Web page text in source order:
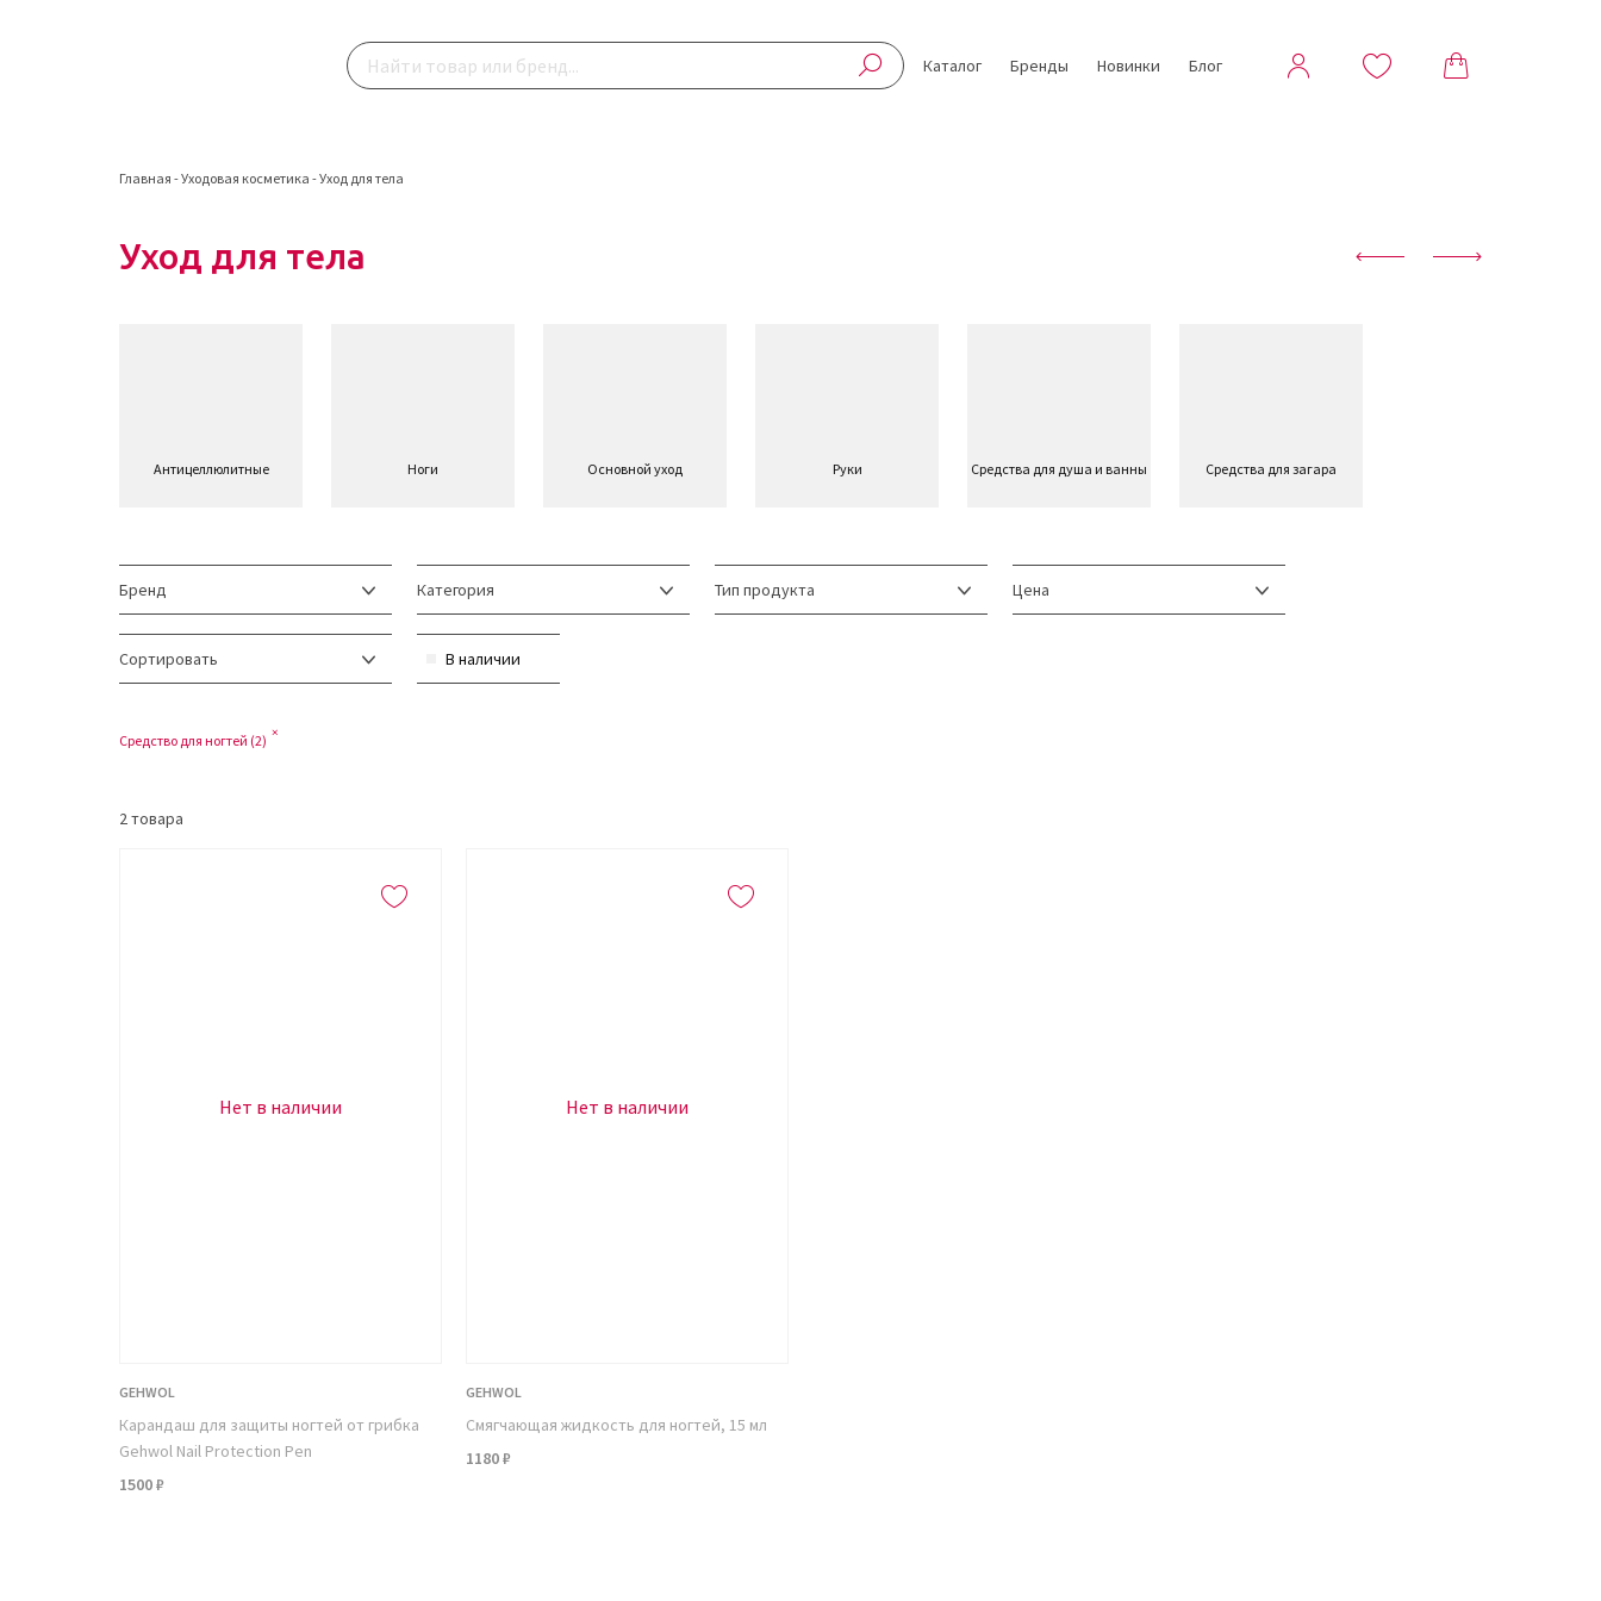
Каталог Бренды Новинки Блог
Главная -Уходовая косметика -Уход для тела
Уход для тела
Антицеллюлитные Ноги Основной уход Руки Средства для душа и ванны Средства для загара
Бренд Категория Тип продукта Цена
Сортировать В наличии
Средство для ногтей (2)
2товара
Нет в наличии
GEHWOL
Карандаш для защиты ногтей от грибка
Gehwol Nail Protection Pen
1500 ₽
Нет в наличии
GEHWOL
Смягчающая жидкость для ногтей, 15 мл
1180 ₽